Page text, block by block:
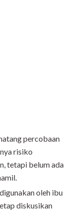
percobaan
risiko
tetapi belum ada
oleh ibu
diskusikan